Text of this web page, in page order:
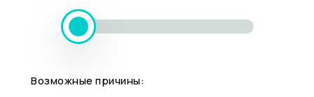
Возможные причины: